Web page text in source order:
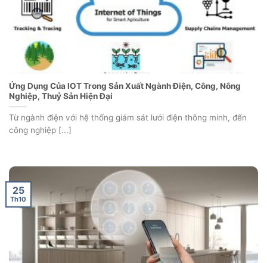
Ứng Dụng Của IOT Trong Sản Xuất Ngành Điện, Công, Nông
Nghiệp, Thuỷ Sản Hiện Đại
Từ ngành điện với hệ thống giám sát lưới điện thông minh, đến
công nghiệp [...]
25
Th10